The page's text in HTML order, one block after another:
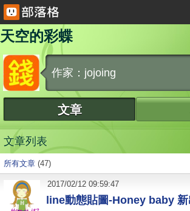
天空的彩蝶
作家：jojoing
文章
文章列表
所有文章 (47)
line動態貼圖-Honey baby
2017/02/12 09:59:47